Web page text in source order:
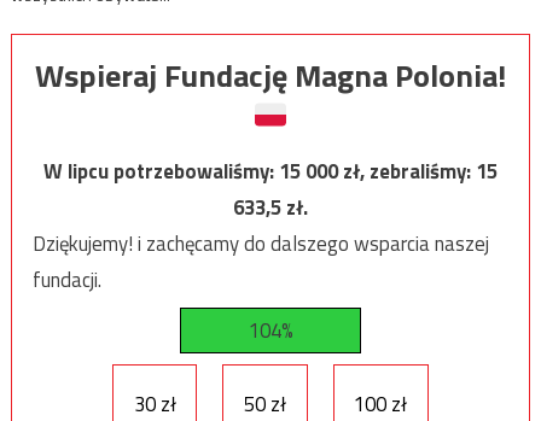
Wspieraj Fundację Magna Polonia!
W lipcu potrzebowaliśmy:15 000zł, zebraliśmy:15
633,5zł.
Dziękujemy! i zachęcamy do dalszego wsparcia naszej
fundacji.
104%
30 zł 50 zł 100 zł